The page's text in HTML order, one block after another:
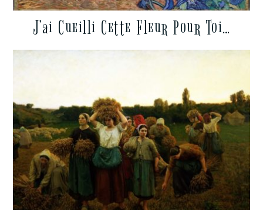
J’ai Cueilli Cette Fleur Pour Toi…